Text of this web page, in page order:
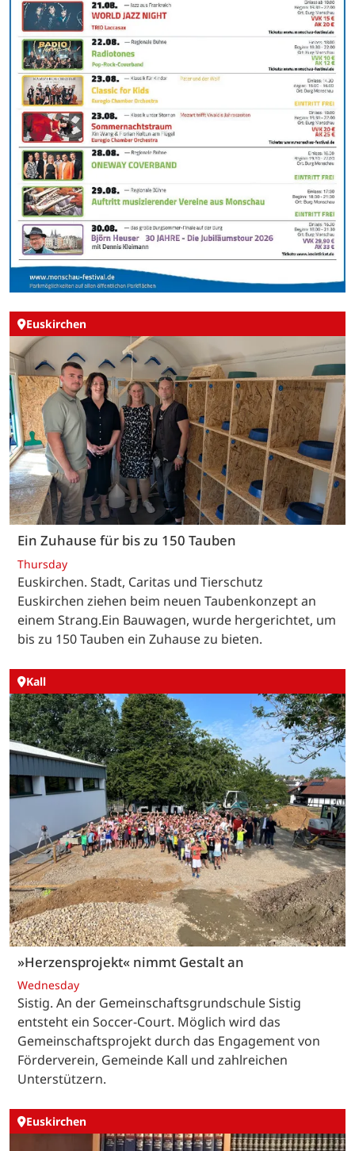
Euskirchen
Ein Zuhause für bis zu 150 Tauben
Thursday
Euskirchen. Stadt, Caritas und Tierschutz
Euskirchen ziehen beim neuen Taubenkonzept an
einem Strang.Ein Bauwagen, wurde hergerichtet, um
bis zu 150 Tauben ein Zuhause zu bieten.
Kall
»Herzensprojekt« nimmt Gestalt an
Wednesday
Sistig. An der Gemeinschaftsgrundschule Sistig
entsteht ein Soccer-Court. Möglich wird das
Gemeinschaftsprojekt durch das Engagement von
Förderverein, Gemeinde Kall und zahlreichen
Unterstützern.
Euskirchen